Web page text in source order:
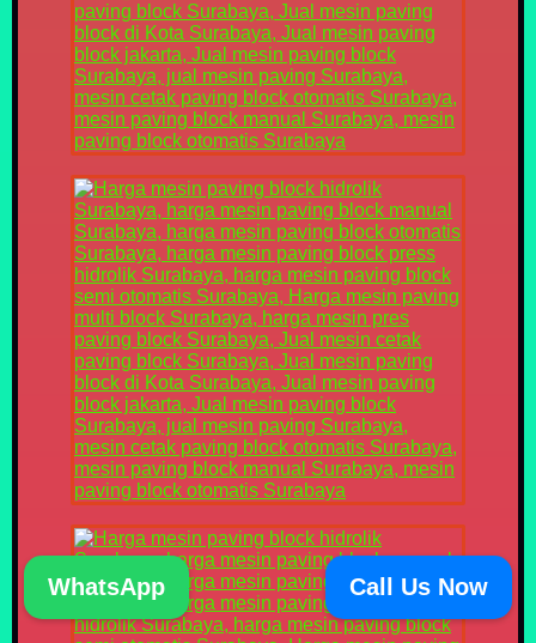
Call Us Now
WhatsApp